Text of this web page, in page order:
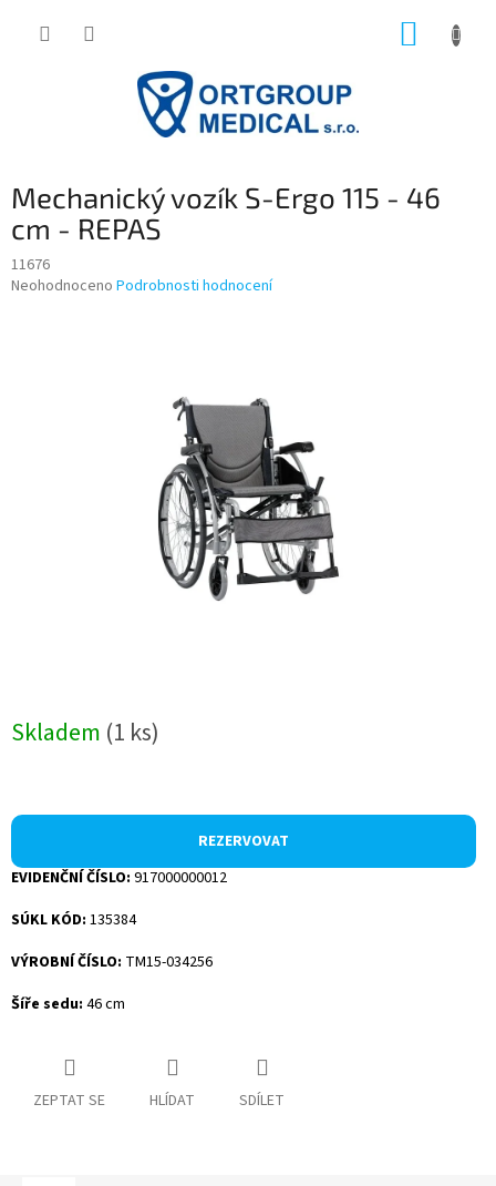
Mechanický vozík S-Ergo 115 - 46
cm - REPAS
11676
Průměrné
Neohodnoceno Podrobnosti hodnocení
Skladem (1 ks)
REZERVOVAT
EVIDENČNÍ ČÍSLO: 917000000012
SÚKL KÓD: 135384
VÝROBNÍ ČÍSLO: TM15-034256
Šíře sedu: 46 cm
ZEPTAT SE HLÍDAT SDÍLET